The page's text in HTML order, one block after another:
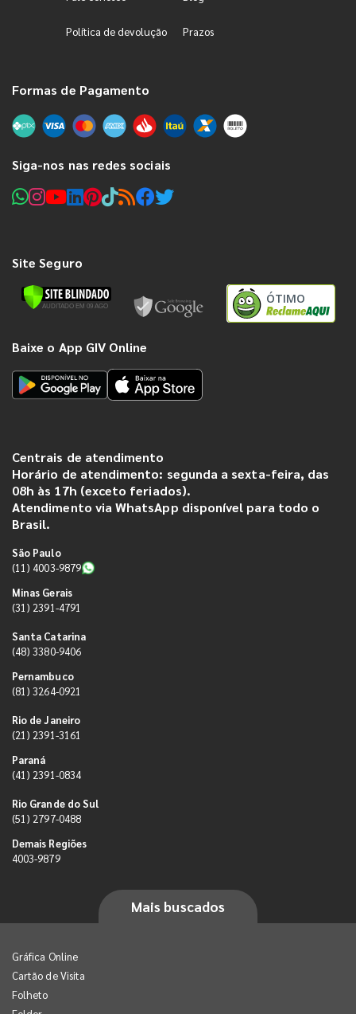
Política de devolução Prazos
Formas de Pagamento
Siga-nos nas redes sociais
Site Seguro
ÓTIMO
Baixe o App GIV Online
Centrais de atendimento
Horário de atendimento: segunda a sexta-feira, das
08h às 17h (exceto feriados).
Atendimento via WhatsApp disponível para todo o
Brasil.
São Paulo
(11) 4003-9879
Minas Gerais
(31) 2391-4791
Santa Catarina
(48) 3380-9406
Pernambuco
(81) 3264-0921
Rio de Janeiro
(21) 2391-3161
Paraná
(41) 2391-0834
Rio Grande do Sul
(51) 2797-0488
Demais Regiões
4003-9879
Mais buscados
Gráfica Online
Cartão de Visita
Folheto